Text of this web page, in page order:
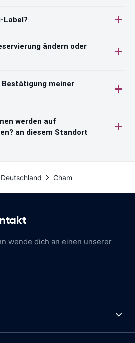
Label?
ändern oder
meiner
werden auf
an diesem Standort
Deutschland Cham
wende dich an einen unserer